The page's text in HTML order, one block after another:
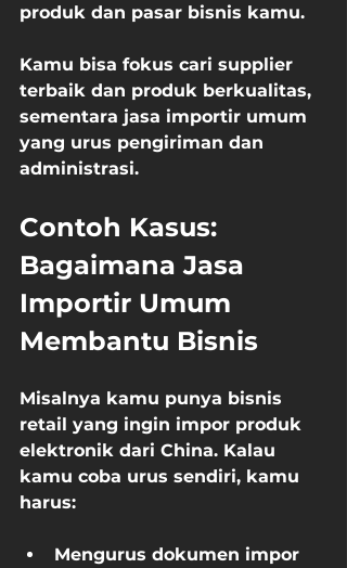
produk dan pasar bisnis kamu.
Kamu bisa fokus cari supplier
terbaik dan produk berkualitas,
sementara jasa importir umum
yang urus pengiriman dan
administrasi.
Contoh Kasus:
Bagaimana Jasa
Importir Umum
Membantu Bisnis
Misalnya kamu punya bisnis
retail yang ingin impor produk
elektronik dari China. Kalau
kamu coba urus sendiri, kamu
harus:
Mengurus dokumen impor